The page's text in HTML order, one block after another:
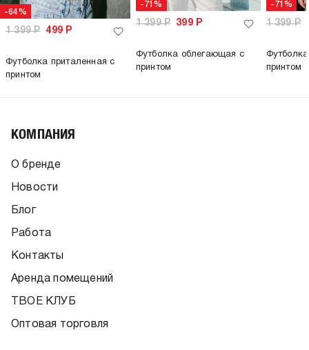
-64%
1 399Р 499 Р
Футболка приталенная с
принтом
-71%
1 399Р 399Р
Футболка облегающая с
принтом
-71%
1 399Р
принтом
КОМПАНИЯ
О бренде
Новости
Блог
Работа
Контакты
Аренда помещений
ТВОЕ КЛУБ
Оптовая торговля